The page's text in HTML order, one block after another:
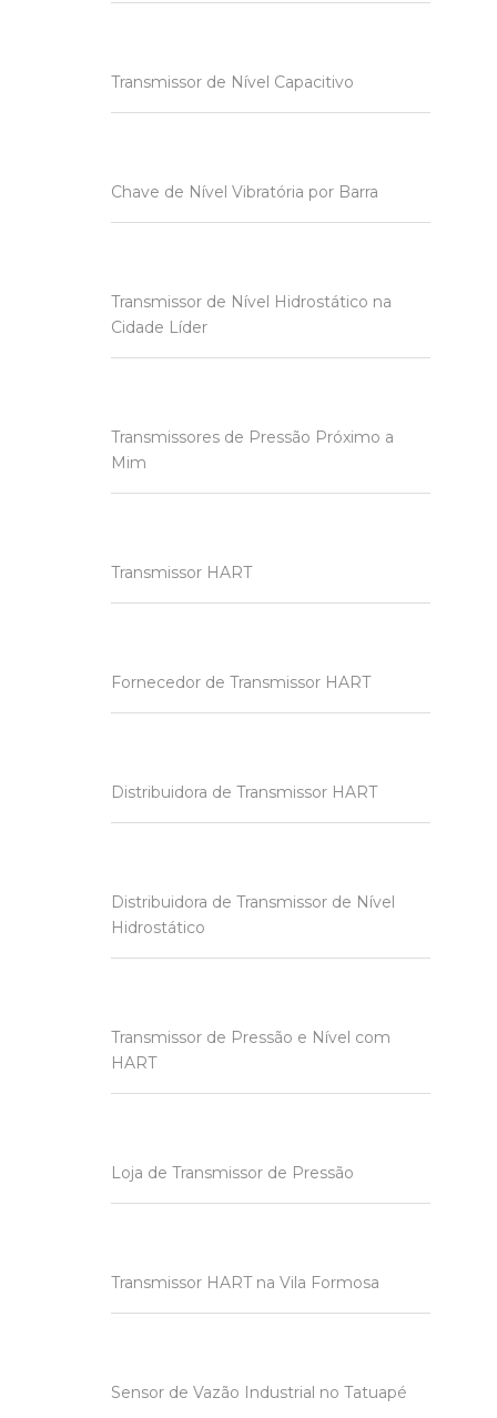
Transmissor de Nível Capacitivo
Chave de Nível Vibratória por Barra
Transmissor de Nível Hidrostático na
Cidade Líder
Transmissores de Pressão Próximo a
Mim
Transmissor HART
Fornecedor de Transmissor HART
Distribuidora de Transmissor HART
Distribuidora de Transmissor de Nível
Hidrostático
Transmissor de Pressão e Nível com
HART
Loja de Transmissor de Pressão
Transmissor HART na Vila Formosa
Sensor de Vazão Industrial no Tatuapé